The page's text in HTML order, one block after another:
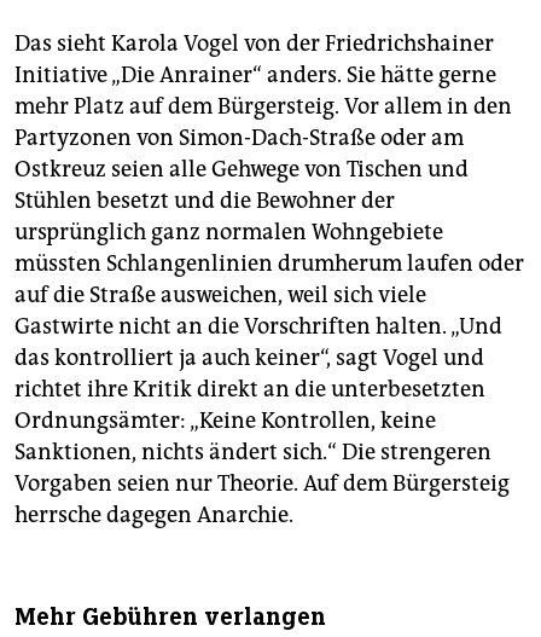
Das sieht Karola Vogel von der Friedrichshainer
Initiative „Die Anrainer“ anders. Sie hätte gerne
mehr Platz auf dem Bürgersteig. Vor allem in den
Partyzonen von Simon-Dach-Straße oder am
Ostkreuz seien alle Gehwege von Tischen und
Stühlen besetzt und die Bewohner der
ursprünglich ganz normalen Wohngebiete
müssten Schlangenlinien drumherum laufen oder
auf die Straße ausweichen, weil sich viele
Gastwirte nicht an die Vorschriften halten. „Und
das kontrolliert ja auch keiner“, sagt Vogel und
richtet ihre Kritik direkt an die unterbesetzten
Ordnungsämter: „Keine Kontrollen, keine
Sanktionen, nichts ändert sich.“ Die strengeren
Vorgaben seien nur Theorie. Auf dem Bürgersteig
herrsche dagegen Anarchie.
Mehr Gebühren verlangen